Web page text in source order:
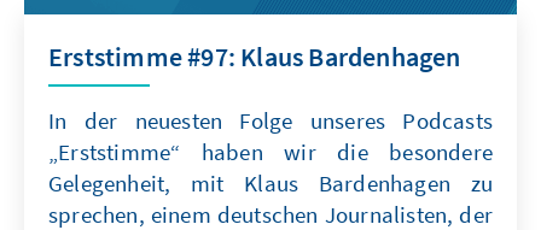
Erststimme #97: Klaus Bardenhagen
In der neuesten Folge unseres Podcasts
„Erststimme“ haben wir die besondere
Gelegenheit, mit Klaus Bardenhagen zu
sprechen, einem deutschen Journalisten, der